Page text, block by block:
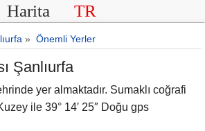
Harita TR
» Önemli Yerler
Şanlıurfa
yer almaktadır. Sumaklı coğrafi
ile 39° 14′ 25″ Doğu gps